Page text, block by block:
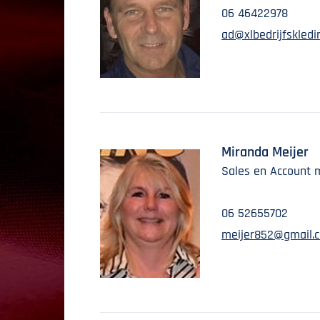
06 46422978
Miranda Meijer
Sales en Account
06 52655702